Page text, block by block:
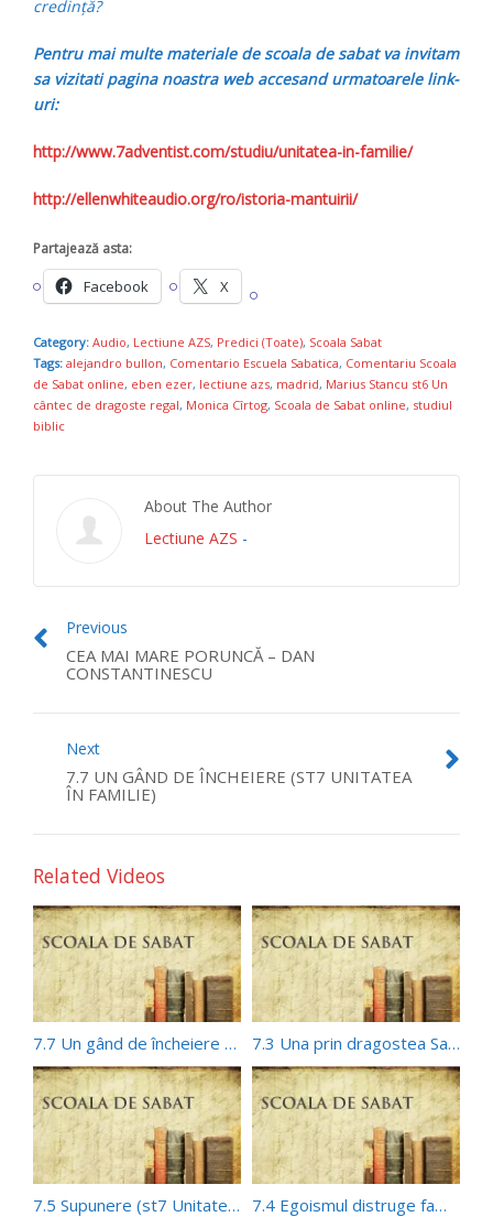
credinţă?
Pentru mai multe materiale de scoala de sabat va invitam
sa vizitati pagina noastra web accesand urmatoarele link-
uri:
http://www.7adventist.com/studiu/unitatea-in-familie/
http://ellenwhiteaudio.org/ro/istoria-mantuirii/
Partajează asta:
Facebook X
Category: Audio, Lectiune AZS, Predici (Toate), Scoala Sabat
Tags: alejandro bullon, Comentario Escuela Sabatica, Comentariu Scoala
de Sabat online, eben ezer, lectiune azs, madrid, Marius Stancu st6 Un
cântec de dragoste regal, Monica Cîrtog, Scoala de Sabat online, studiul
biblic
About The Author
Lectiune AZS -
Previous
CEA MAI MARE PORUNCĂ – DAN
CONSTANTINESCU
Next
7.7 UN GÂND DE ÎNCHEIERE (ST7 UNITATEA
ÎN FAMILIE)
Related Videos
7.7 Un gând de încheiere (st7 Unitatea în familie) 7.3 Una prin dragostea Sa (st7 Unitatea în familie)
7.5 Supunere (st7 Unitatea în familie) 7.4 Egoismul distruge familia (st7 Unitatea în familie)